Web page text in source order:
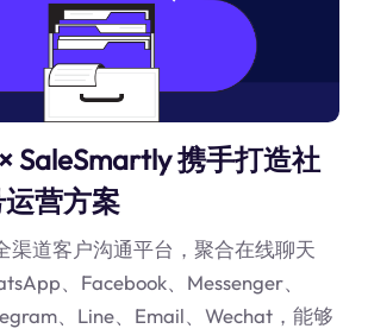
SaleSmartly 携手打造社
营方案
渠道客户沟通平台，聚合在线聊天
、Facebook、Messenger、
、Line、Email、Wechat，能够